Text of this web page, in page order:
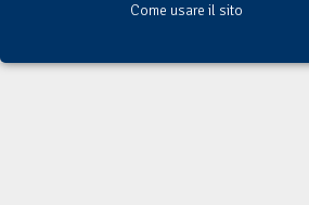
Come usare il sito